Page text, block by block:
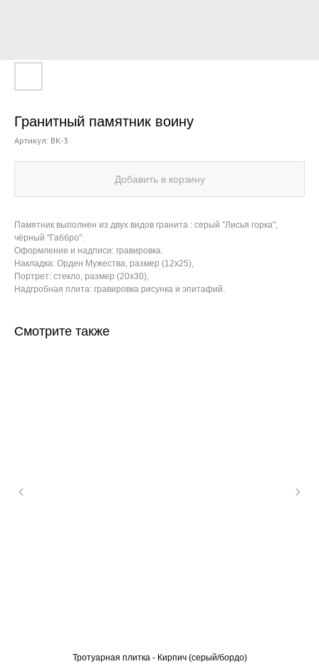
Гранитный памятник воину
Артикул: ВК-3
Добавить в корзину
Памятник выполнен из двух видов гранита : серый "Лисья горка",
чёрный "Габбро".
Оформление и надписи: гравировка.
Накладка: Орден Мужества, размер (12х25),
Портрет: стекло, размер (20х30),
Надгробная плита: гравировка рисунка и эпитафий.
Смотрите также
Тротуарная плитка - Кирпич (серый/бордо)